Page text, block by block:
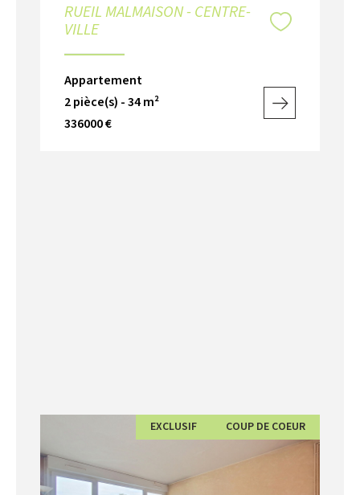
RUEIL MALMAISON - CENTRE-
VILLE
Appartement
2 pièce(s) - 34 m²
336000 €
EXCLUSIF COUP DE COEUR